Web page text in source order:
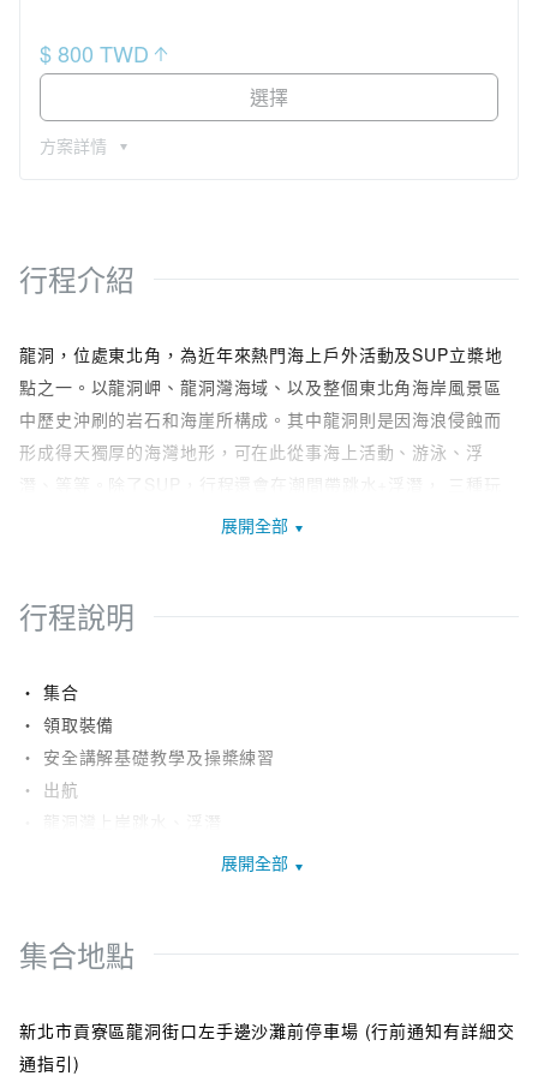
$ 800 TWD
選擇
方案詳情
行程介紹
龍洞，位處東北角，為近年來熱門海上戶外活動及SUP立槳地
點之一。以龍洞岬、龍洞灣海域、以及整個東北角海岸風景區
中歷史沖刷的岩石和海崖所構成。其中龍洞則是因海浪侵蝕而
形成得天獨厚的海灣地形，可在此從事海上活動、游泳、浮
潛、等等。除了SUP，行程還會在潮間帶跳水+浮潛， 三種玩
＊海上探索: 帶您去探索陸路看不到的龍洞峽景觀
＊龍洞活動區域內，跳水+浮潛
◆活動梯次：
＊全程約3小時，依現場狀況為主
＊上午團：早上 09:00集合
◎集合時間可能因季節、人數及服務品質等因素之考慮做前後
半小時的調整, 請注意行前通知, 以行前通知上的集合時間為
◎如需包團或國定假日的時段，可聯繫客服 02-7727-6538 預
約
展開全部
行程說明
・ 集合
・ 領取裝備
・ 安全講解基礎教學及操槳練習
・ 出航
・ 龍洞灣上岸跳水、浮潛
展開全部
集合地點
新北市貢寮區龍洞街口左手邊沙灘前停車場 (行前通知有詳細交
通指引)